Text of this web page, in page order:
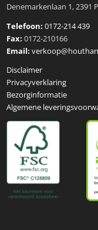
Denemarkenlaan 1, 2391
Telefoon:0172-214 439
Fax:0172-210166
Email:
Disclaimer
Privacyverklaring
Bezorginformatie
Algemene